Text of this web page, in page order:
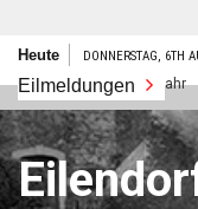
Zum
springen
Heute DONNERSTAG, 6TH
Eilmeldungen
Frohes neues Jahr